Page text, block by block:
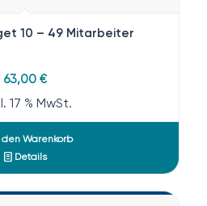
10 – 49 Mitarbeiter
63,00€
17 % MwSt.
den Warenkorb
Details